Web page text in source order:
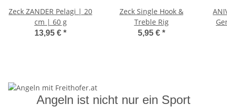
Zeck ZANDER Pelagi | 20
cm | 60 g
13,95 € *
Zeck Single Hook &
Treble Rig
5,95 € *
Angeln ist nicht nur ein Sport